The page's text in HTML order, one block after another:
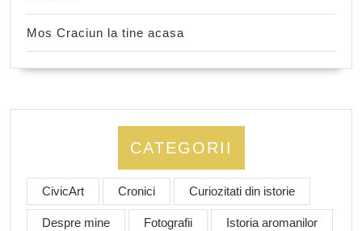
Mos Craciun la tine acasa
CATEGORII
CivicArt Cronici Curiozitati din istorie
Despre mine Fotografii Istoria aromanilor